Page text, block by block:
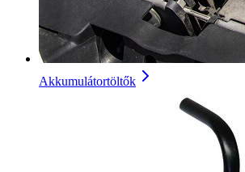
Akkumulátortöltők